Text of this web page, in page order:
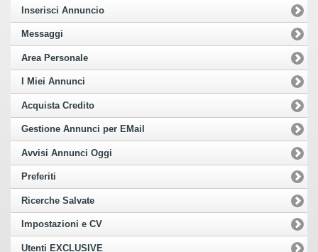
Inserisci Annuncio
Messaggi
Area Personale
I Miei Annunci
Acquista Credito
Gestione Annunci per EMail
Avvisi Annunci Oggi
Preferiti
Ricerche Salvate
Impostazioni e CV
Utenti EXCLUSIVE